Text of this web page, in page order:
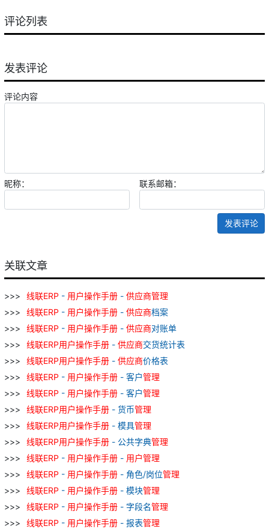
评论列表
发表评论
评论内容
昵称： 联系邮箱：
发表评论
关联文章
线联ERP - 用户操作手册 - 供应商管理
线联ERP - 用户操作手册 - 供应商档案
线联ERP - 用户操作手册 - 供应商对账单
线联ERP用户操作手册 - 供应商交货统计表
线联ERP用户操作手册 - 供应商价格表
线联ERP - 用户操作手册 - 客户管理
线联ERP - 用户操作手册 - 客户管理
线联ERP用户操作手册 - 货币管理
线联ERP用户操作手册 - 模具管理
线联ERP用户操作手册 - 公共字典管理
线联ERP - 用户操作手册 - 用户管理
线联ERP - 用户操作手册 - 角色/岗位管理
线联ERP - 用户操作手册 - 模块管理
线联ERP - 用户操作手册 - 字段名管理
线联ERP - 用户操作手册 - 报表管理